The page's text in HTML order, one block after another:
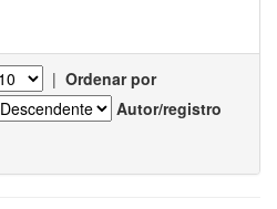
| Ordenar por
Autor/registro